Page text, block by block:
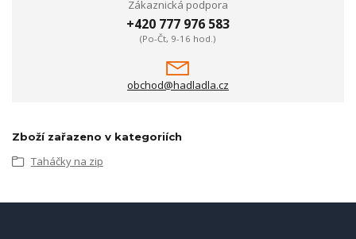
Zákaznická podpora
+420 777 976 583
(Po-Čt, 9-16 hod.)
obchod@hadladla.cz
Zboží zařazeno v kategoriích
Taháčky na zip